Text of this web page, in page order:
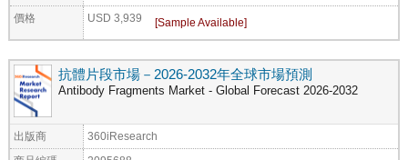
價格 USD 3,939
抗體片段市場－2026-2032年全球市場預測
Antibody Fragments Market - Global Forecast 2026-2032
出版商 360iResearch